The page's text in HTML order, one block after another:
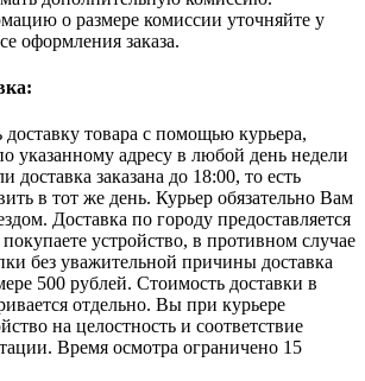
о размере комиссии уточняйте у
оформления заказа.
доставку товара с помощью курьера,
указанному адресу в любой день недели
доставка заказана до 18:00, то есть
в тот же день. Курьер обязательно Вам
Доставка по городу предоставляется
устройство, в противном случае
без уважительной причины доставка
500 рублей. Стоимость доставки в
отдельно. Вы при курьере
на целостность и соответствие
Время осмотра ограничено 15